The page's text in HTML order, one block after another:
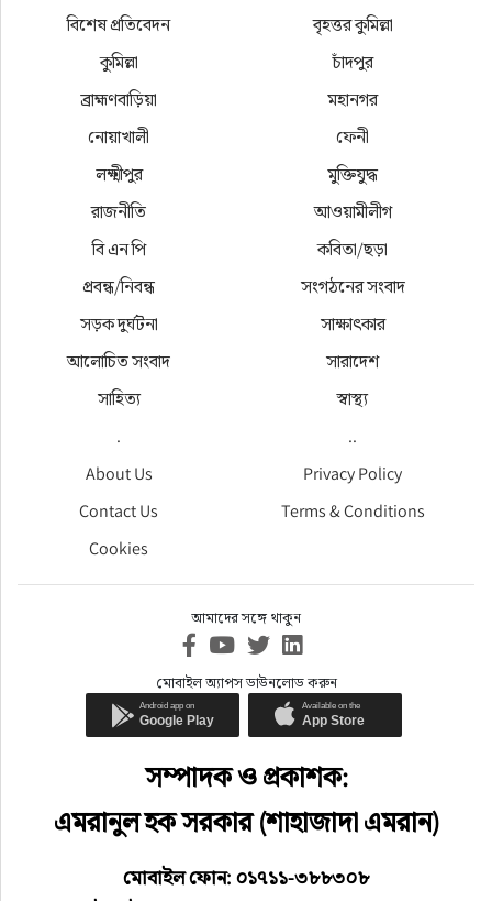
বিশেষ প্রতিবেদন
বৃহত্তর কুমিল্লা
কুমিল্লা
চাঁদপুর
ব্রাহ্মণবাড়িয়া
মহানগর
নোয়াখালী
ফেনী
লক্ষ্মীপুর
মুক্তিযুদ্ধ
রাজনীতি
আওয়ামীলীগ
বি এন পি
কবিতা/ছড়া
প্রবন্ধ/নিবন্ধ
সংগঠনের সংবাদ
সড়ক দুর্ঘটনা
সাক্ষাৎকার
আলোচিত সংবাদ
সারাদেশ
সাহিত্য
স্বাস্থ্য
.
..
About Us
Privacy Policy
Contact Us
Terms & Conditions
Cookies
আমাদের সঙ্গে থাকুন
মোবাইল অ্যাপস ডাউনলোড করুন
সম্পাদক ও প্রকাশক:
এমরানুল হক সরকার (শাহাজাদা এমরান)
মোবাইল ফোন: ০১৭১১-৩৮৮৩০৮